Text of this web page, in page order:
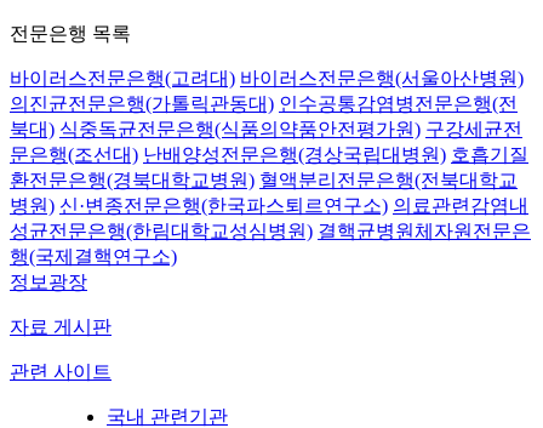
전문은행 목록
바이러스전문은행(고려대) 바이러스전문은행(서울아산병원)
의진균전문은행(가톨릭관동대) 인수공통감염병전문은행(전
북대) 식중독균전문은행(식품의약품안전평가원) 구강세균전
문은행(조선대) 난배양성전문은행(경상국립대병원) 호흡기질
환전문은행(경북대학교병원) 혈액분리전문은행(전북대학교
병원) 신·변종전문은행(한국파스퇴르연구소) 의료관련감염내
성균전문은행(한림대학교성심병원) 결핵균병원체자원전문은
행(국제결핵연구소)
정보광장
자료 게시판
관련 사이트
국내 관련기관